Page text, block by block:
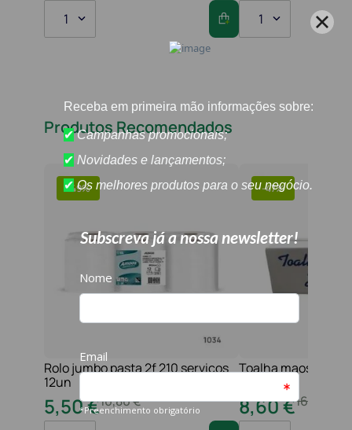
1 1
Produtos Recomendados
-49%
Rolo jumbo pasta 2f 210 serviços
12un
10,80€
5,50€
-47%
Toalha maos 2f
16
8,60€